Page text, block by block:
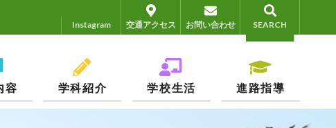
Instagram 交通アクセス お問い合わせ SEARCH
容 学科紹介 学校生活 進路指導
Instagram